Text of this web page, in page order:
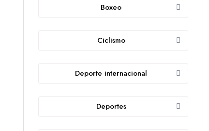
Boxeo
Ciclismo
Deporte internacional
Deportes